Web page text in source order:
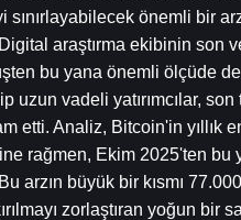
sınırlayabilecek önemli bir
araştırma ekibinin son
bu yana önemli ölçüde
uzun vadeli yatırımcılar, son
etti. Analiz, Bitcoin'in yıllık
rağmen, Ekim 2025'ten bu
arzın büyük bir kısmı
zorlaştıran yoğun bir